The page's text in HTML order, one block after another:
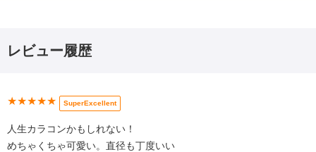
レビュー履歴
★★★★★ SuperExcellent
人生カラコンかもしれない！
めちゃくちゃ可愛い。直径も丁度いい